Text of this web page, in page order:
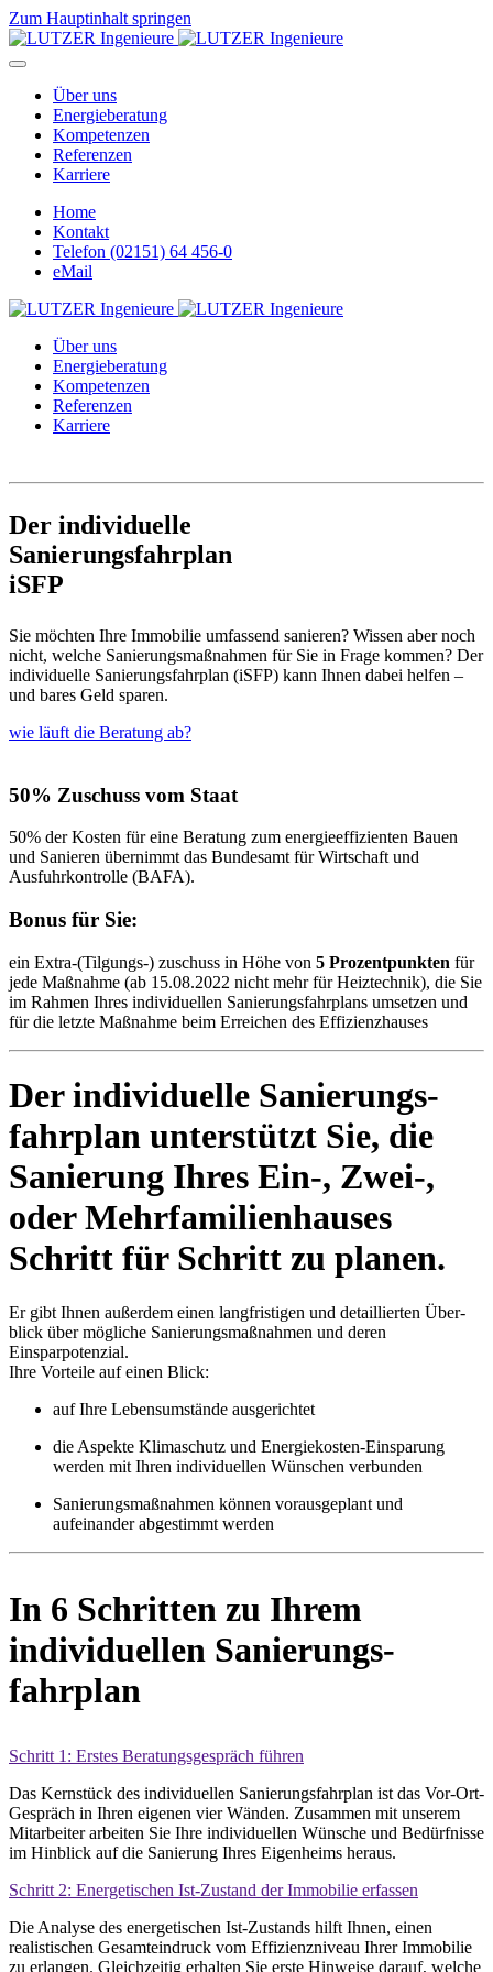
Zum Hauptinhalt springen
Über uns
Energieberatung
Kompetenzen
Referenzen
Karriere
Home
Kontakt
Telefon (02151) 64 456-0
eMail
Über uns
Energieberatung
Kompetenzen
Referenzen
Karriere
Der individuelle
Sanierungs­fahrplan
iSFP
Sie möchten Ihre Immobilie umfassend sanieren? Wissen aber noch
nicht, welche Sanierungs­maßnahmen für Sie in Frage kommen? Der
individuelle Sanierungs­fahrplan (iSFP) kann Ihnen dabei helfen –
und bares Geld sparen.
wie läuft die Beratung ab?
50% Zuschuss vom Staat
50% der Kosten für eine Beratung zum energieeffizienten Bauen
und Sanieren übernimmt das Bundesamt für Wirtschaft und
Ausfuhrkontrolle (BAFA).
Bonus für Sie:
ein Extra-(Tilgungs-) zuschuss in Höhe von 5 Prozentpunkten für
jede Maßnahme (ab 15.08.2022 nicht mehr für Heiztechnik), die Sie
im Rahmen Ihres indivi­duellen Sanierungs­fahrplans umsetzen und
für die letzte Maßnahme beim Erreichen des Effizienzhauses
Der individuelle Sanierungs­
fahrplan unter­stützt Sie, die
Sanierung Ihres Ein-, Zwei-,
oder Mehr­familien­hauses
Schritt für Schritt zu planen.
Er gibt Ihnen außer­dem einen lang­fristigen und detaillierten Über­
blick über mögliche Sanierungs­maßnahmen und deren
Einsparpotenzial.
Ihre Vorteile auf einen Blick:
auf Ihre Lebens­umstände ausgerichtet
die Aspekte Klimaschutz und Energie­kosten-Einsparung
werden mit Ihren indivi­duellen Wünschen verbunden
Sanierungsmaßnahmen können voraus­geplant und
aufeinander abge­stimmt werden
In 6 Schritten zu Ihrem
individuellen Sanierungs­
fahrplan
Schritt 1: Erstes Beratungs­gespräch führen
Das Kernstück des individuellen Sanierungs­fahrplan ist das Vor-Ort-
Gespräch in Ihren eigenen vier Wänden. Zusammen mit unserem
Mitarbeiter arbeiten Sie Ihre indivi­duellen Wünsche und Bedürfnisse
im Hinblick auf die Sanierung Ihres Eigen­heims heraus.
Schritt 2: Energetischen Ist-Zustand der Immobilie erfassen
Die Analyse des energetischen Ist-Zustands hilft Ihnen, einen
realistischen Gesamt­eindruck vom Effizienz­niveau Ihrer Immo­bilie
zu erlangen. Gleich­zeitig erhalten Sie erste Hinweise darauf, welche